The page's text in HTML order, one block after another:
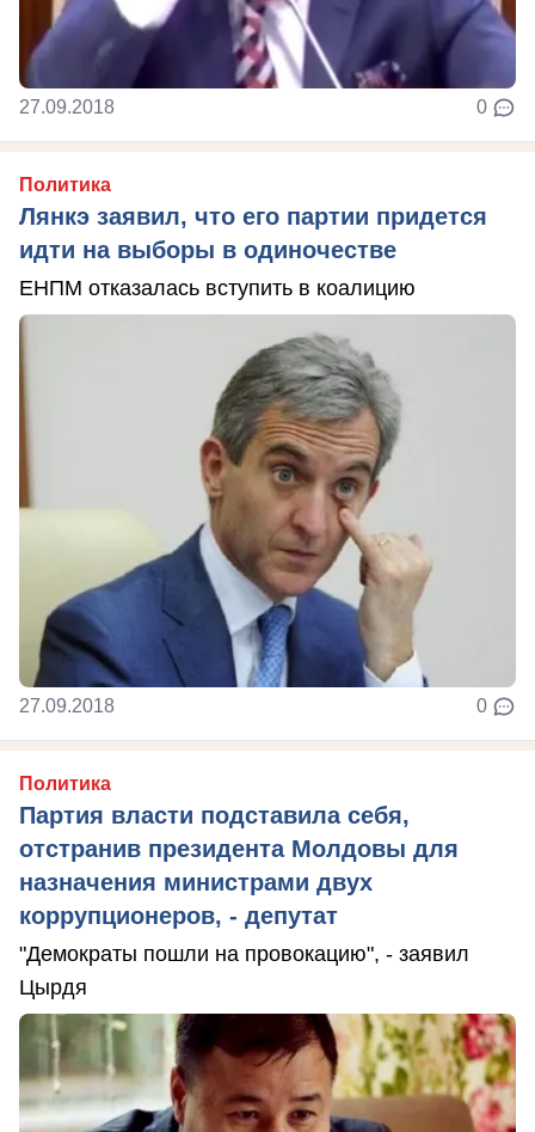
27.09.2018 0
Политика
Лянкэ заявил, что его партии придется
идти на выборы в одиночестве
ЕНПМ отказалась вступить в коалицию
27.09.2018 0
Политика
Партия власти подставила себя,
отстранив президента Молдовы для
назначения министрами двух
коррупционеров, - депутат
"Демократы пошли на провокацию", - заявил
Цырдя